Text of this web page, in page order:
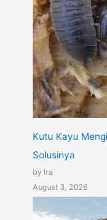
Kutu Kayu
Solusinya
by Ira
August 3, 2026